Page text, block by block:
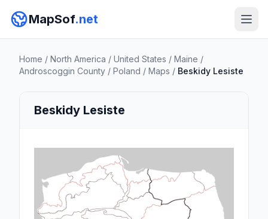
MapSof.net
Home / North America / United States / Maine /
Androscoggin County / Poland / Maps / Beskidy Lesiste
Beskidy Lesiste